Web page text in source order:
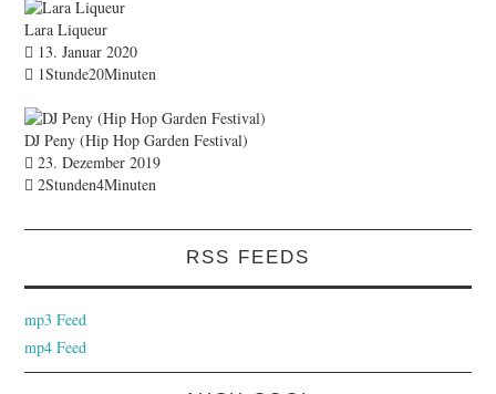
Lara Liqueur
13. Januar 2020
1Stunde20Minuten
DJ Peny (Hip Hop Garden Festival)
23. Dezember 2019
2Stunden4Minuten
RSS FEEDS
mp3 Feed
mp4 Feed